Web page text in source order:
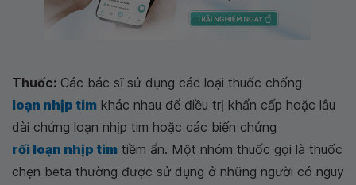
Thuốc: Các bác sĩ sử dụng các loại thuốc chống
loạn nhịp tim khác nhau để điều trị khẩn cấp hoặc lâu
dài chứng loạn nhịp tim hoặc các biến chứng
rối loạn nhịp tim tiềm ẩn. Một nhóm thuốc gọi là thuốc
chẹn beta thường được sử dụng ở những người có nguy